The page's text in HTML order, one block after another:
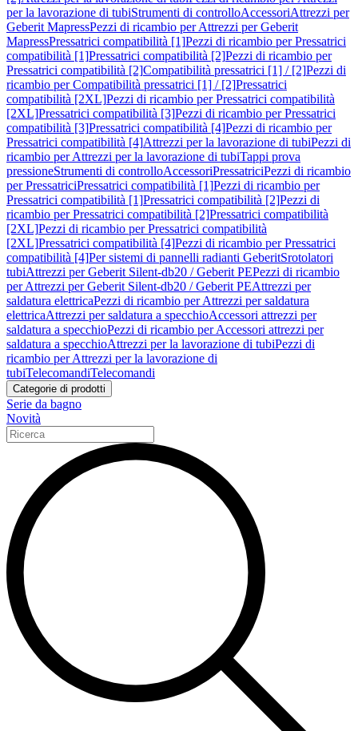
per la lavorazione di tubiStrumenti di controlloAccessoriAttrezzi per
Geberit MapressPezzi di ricambio per Attrezzi per Geberit
MapressPressatrici compatibilità [1]Pezzi di ricambio per Pressatrici
compatibilità [1]Pressatrici compatibilità [2]Pezzi di ricambio per
Pressatrici compatibilità [2]Compatibilità pressatrici [1] / [2]Pezzi di
ricambio per Compatibilità pressatrici [1] / [2]Pressatrici
compatibilità [2XL]Pezzi di ricambio per Pressatrici compatibilità
[2XL]Pressatrici compatibilità [3]Pezzi di ricambio per Pressatrici
compatibilità [3]Pressatrici compatibilità [4]Pezzi di ricambio per
Pressatrici compatibilità [4]Attrezzi per la lavorazione di tubiPezzi di
ricambio per Attrezzi per la lavorazione di tubiTappi prova
pressioneStrumenti di controlloAccessoriPressatriciPezzi di ricambio
per PressatriciPressatrici compatibilità [1]Pezzi di ricambio per
Pressatrici compatibilità [1]Pressatrici compatibilità [2]Pezzi di
ricambio per Pressatrici compatibilità [2]Pressatrici compatibilità
[2XL]Pezzi di ricambio per Pressatrici compatibilità
[2XL]Pressatrici compatibilità [4]Pezzi di ricambio per Pressatrici
compatibilità [4]Per sistemi di pannelli radianti GeberitSrotolatori
tubiAttrezzi per Geberit Silent-db20 / Geberit PEPezzi di ricambio
per Attrezzi per Geberit Silent-db20 / Geberit PEAttrezzi per
saldatura elettricaPezzi di ricambio per Attrezzi per saldatura
elettricaAttrezzi per saldatura a specchioAccessori attrezzi per
saldatura a specchioPezzi di ricambio per Accessori attrezzi per
saldatura a specchioAttrezzi per la lavorazione di tubiPezzi di
ricambio per Attrezzi per la lavorazione di
tubiTelecomandiTelecomandi
Categorie di prodotti
Serie da bagno
Novità